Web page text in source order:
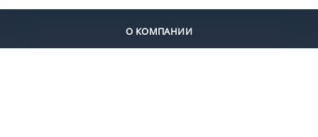
О КОМПАНИИ
ДОСТАВКА